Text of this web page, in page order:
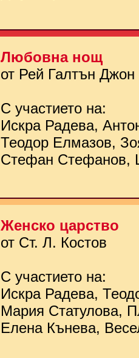
Любовна нощ
от Рей Галтън Джон
С участието на:
Искра Радева,
Теодор Елмазов,
Стефан Стефанов,
Женско царство
от Ст. Л. Костов
С участието на:
Искра Радева,
Мария Статулова,
Елена Кънева,